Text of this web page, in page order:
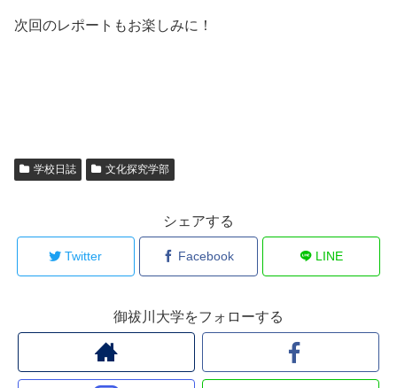
次回のレポートもお楽しみに！
学校日誌 文化探究学部
シェアする
Twitter Facebook LINE
御祓川大学をフォローする